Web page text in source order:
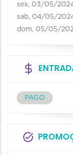
sex, 03/05/
sab, 04/05/
dom, 05/05/
PAGO